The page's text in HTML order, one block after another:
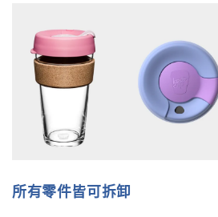
所有零件皆可拆卸